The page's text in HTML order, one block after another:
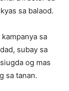
sa balaod.
sa
subay sa
og mas
sa tanan.